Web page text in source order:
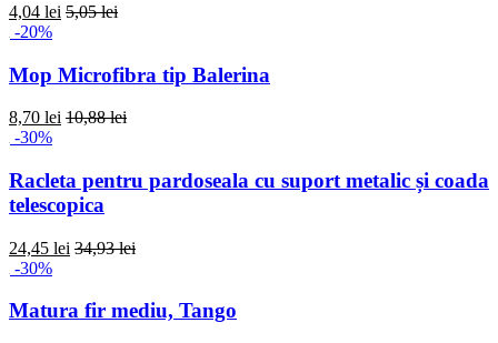
4,04 lei 5,05 lei
-20%
Mop Microfibra tip Balerina
8,70 lei 10,88 lei
-30%
Racleta pentru pardoseala cu suport metalic și coada
telescopica
24,45 lei 34,93 lei
-30%
Matura fir mediu, Tango